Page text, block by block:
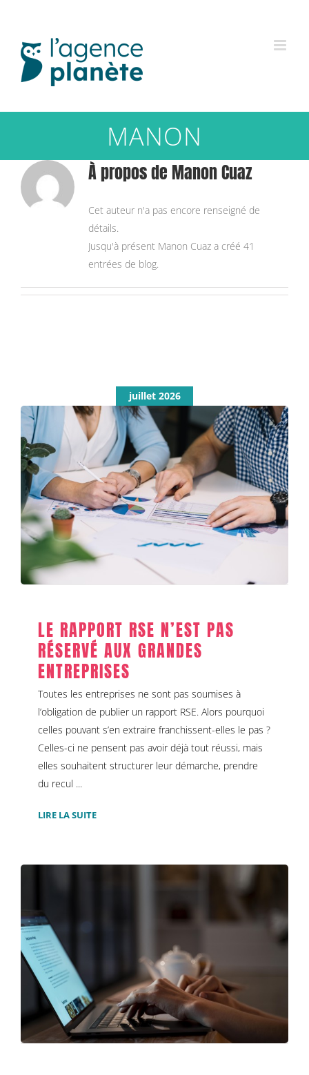
contenu
MANON
À propos de Manon Cuaz
Cet auteur n'a pas encore renseigné de
détails.
Jusqu'à présent Manon Cuaz a créé 41
entrées de blog.
juillet 2026
Le rapport RSE n’est pas réservé
aux grandes entreprises
Non classé
LE RAPPORT RSE N’EST PAS
RÉSERVÉ AUX GRANDES
ENTREPRISES
Toutes les entreprises ne sont pas soumises à
l’obligation de publier un rapport RSE. Alors pourquoi
celles pouvant s’en extraire franchissent-elles le pas ?
Celles-ci ne pensent pas avoir déjà tout réussi, mais
elles souhaitent structurer leur démarche, prendre
du recul ...
LIRE LA SUITE
LE SITE VITRINE BTOB : UN OUTIL
INDISPENSABLE POUR SE DÉMARQUER ET
MONTRER LA PERSONNALITÉ DE SA
MARQUE
Communication stratégique Création digitale